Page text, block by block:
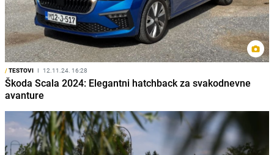
/TESTOVI I 12.11.24. 16:28
Škoda Scala 2024: Elegantni hatchback za svakodnevne
avanture